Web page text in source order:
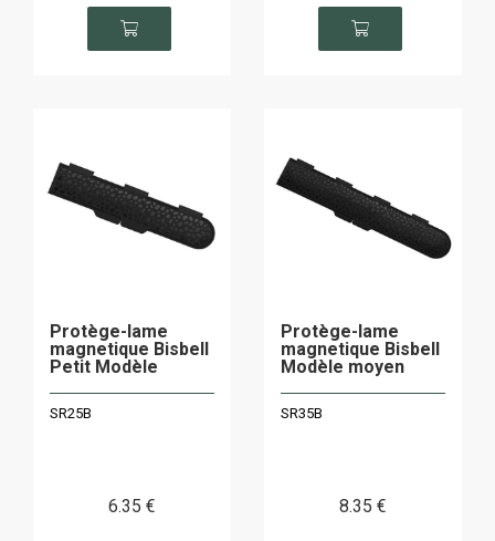
Protège-lame
magnetique Bisbell
Petit Modèle
SR25B
6.35 €
Protège-lame
magnetique Bisbell
Modèle moyen
SR35B
8.35 €